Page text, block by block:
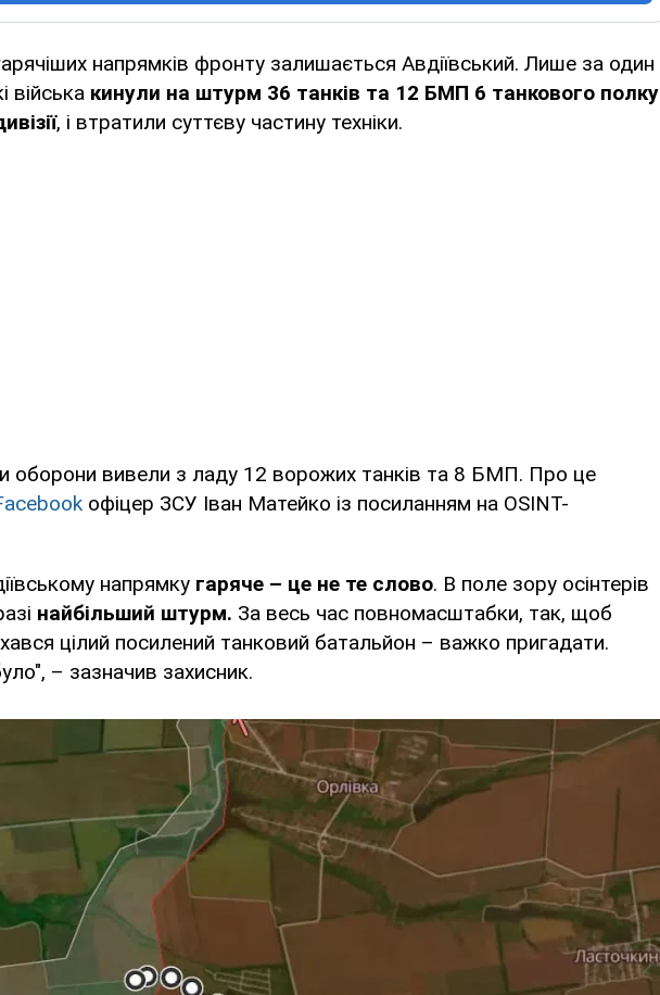
напрямків фронту залишається Авдіївський. Лише за один
війська кинули на штурм 36 танків та 12 БМП 6 танкового полку
, і втратили суттєву частину техніки.
оборони вивели з ладу 12 ворожих танків та 8 БМП. Про це
офіцер ЗСУ Іван Матейко із посиланням на OSINT-
напрямку гаряче – це не те слово. В поле зору осінтерів
найбільший штурм. За весь час повномасштабки, так, щоб
цілий посилений танковий батальйон – важко пригадати.
– зазначив захисник.